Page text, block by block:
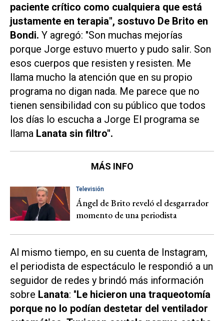
paciente crítico como cualquiera que está
justamente en terapia", sostuvo De Brito en
Bondi. Y agregó: "Son muchas mejorías
porque Jorge estuvo muerto y pudo salir. Son
esos cuerpos que resisten y resisten. Me
llama mucho la atención que en su propio
programa no digan nada. Me parece que no
tienen sensibilidad con su público que todos
los días lo escucha a Jorge El programa se
llama Lanata sin filtro".
MÁS INFO
Televisión
Ángel de Brito reveló el desgarrador
momento de una periodista
Al mismo tiempo, en su cuenta de Instagram,
el periodista de espectáculo le respondió a un
seguidor de redes y brindó más información
sobre Lanata: "Le hicieron una traqueotomía
porque no lo podían destetar del ventilador